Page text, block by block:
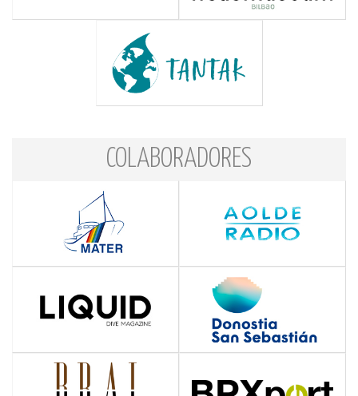
COLABORADORES